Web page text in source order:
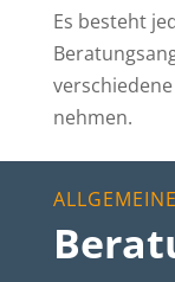
Es besteht
nehmen.